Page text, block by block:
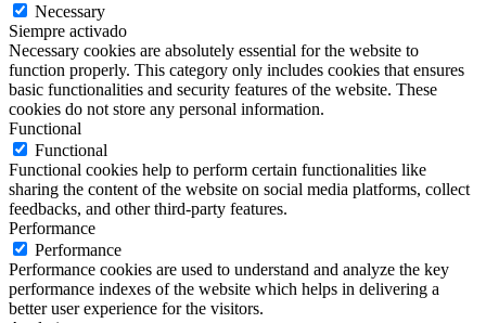
Necessary
Siempre activado
Necessary cookies are absolutely essential for the website to
function properly. This category only includes cookies that ensures
basic functionalities and security features of the website. These
cookies do not store any personal information.
Functional
Functional
Functional cookies help to perform certain functionalities like
sharing the content of the website on social media platforms, collect
feedbacks, and other third-party features.
Performance
Performance
Performance cookies are used to understand and analyze the key
performance indexes of the website which helps in delivering a
better user experience for the visitors.